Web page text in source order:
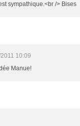
sympathique.<br /> Bises
10:09
Manue!